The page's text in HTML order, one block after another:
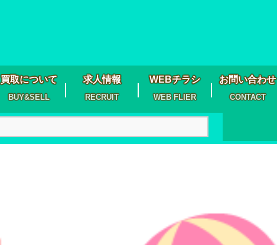
買取について
BUY&SELL
求人情報
RECRUIT
WEBチラシ
WEB FLIER
お問い合わせ
CONTACT